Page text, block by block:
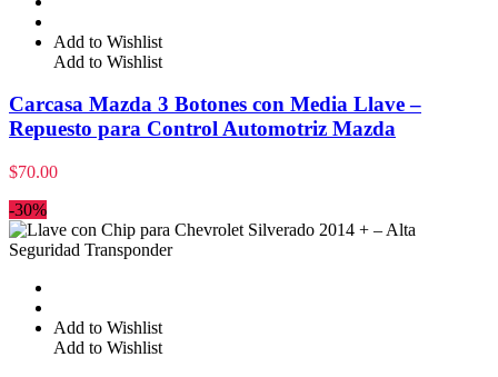
Add to Wishlist
Add to Wishlist
Carcasa Mazda 3 Botones con Media Llave –
Repuesto para Control Automotriz Mazda
$70.00
-30%
Add to Wishlist
Add to Wishlist